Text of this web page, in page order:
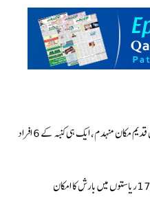
پرتاپ گڑھ میں 100 سال قدیم مکان منہدم، ایک ہی کنبہ کے 6 افراد